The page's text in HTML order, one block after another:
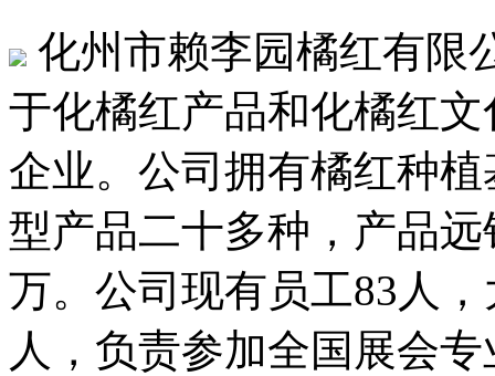
化州市赖李园橘红有限
于化橘红产品和化橘红
企业。公司拥有橘红种
型产品二十多种，产品
万。公司现有员工83人
人，负责参加全国展会